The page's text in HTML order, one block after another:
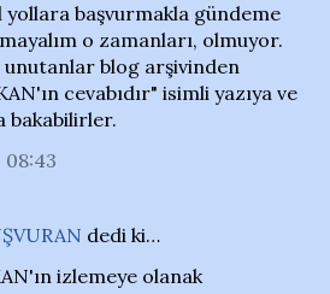
yollara başvurmakla gündeme
o zamanları, olmuyor.
unutanlar blog arşivinden
cevabıdır" isimli yazıya ve
bakabilirler.
08:43
dedi ki…
izlemeye olanak